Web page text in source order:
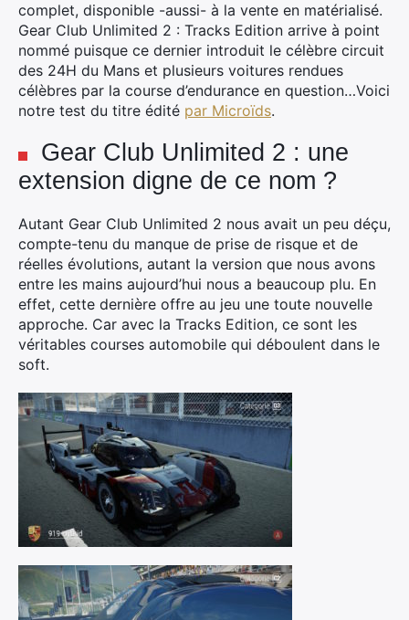
complet, disponible -aussi- à la vente en matérialisé.
Gear Club Unlimited 2 : Tracks Edition arrive à point
nommé puisque ce dernier introduit le célèbre circuit
des 24H du Mans et plusieurs voitures rendues
célèbres par la course d’endurance en question…Voici
notre test du titre édité par Microïds.
Gear Club Unlimited 2 : une
extension digne de ce nom ?
Autant Gear Club Unlimited 2 nous avait un peu déçu,
compte-tenu du manque de prise de risque et de
réelles évolutions, autant la version que nous avons
entre les mains aujourd’hui nous a beaucoup plu. En
effet, cette dernière offre au jeu une toute nouvelle
approche. Car avec la Tracks Edition, ce sont les
véritables courses automobile qui déboulent dans le
soft.